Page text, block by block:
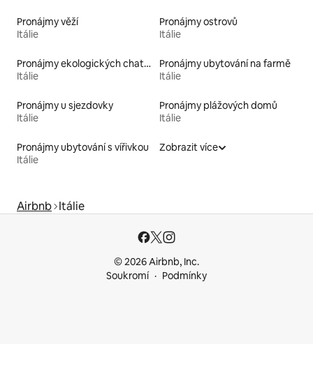
Pronájmy věží
Itálie
Pronájmy ostrovů
Itálie
Pronájmy ekologických chatek
Itálie
Pronájmy ubytování na farmě
Itálie
Pronájmy u sjezdovky
Itálie
Pronájmy plážových domů
Itálie
Pronájmy ubytování s vířivkou
Itálie
Zobrazit více
Airbnb Itálie
© 2026 Airbnb, Inc.
Soukromí
Podmínky